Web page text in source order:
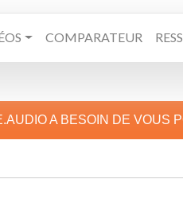
COMPARATEUR
A BESOIN DE VOUS